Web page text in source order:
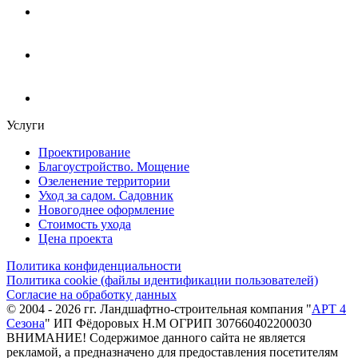
Услуги
Проектирование
Благоустройство. Мощение
Озеленение территории
Уход за садом. Садовник
Новогоднее оформление
Стоимость ухода
Цена проекта
Политика конфиденциальности
Политика cookie (файлы идентификации пользователей)
Согласие на обработку данных
© 2004 - 2026 гг. Ландшафтно-строительная компания "АРТ 4
Сезона" ИП Фёдоровых Н.М ОГРИП 307660402200030
ВНИМАНИЕ! Содержимое данного сайта не является
рекламой, а предназначено для предоставления посетителям